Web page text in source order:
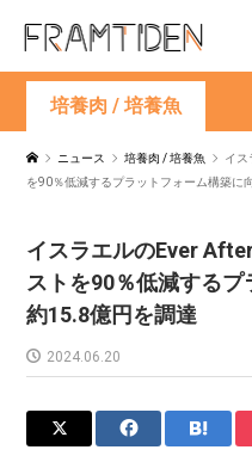
培養肉 / 培養魚
ニュース 培養肉 / 培養魚
イス
を90％低減するプラットフォーム構築に
イスラエルのEver
ストを90％低減する
約15.8億円を調達
2024.06.20